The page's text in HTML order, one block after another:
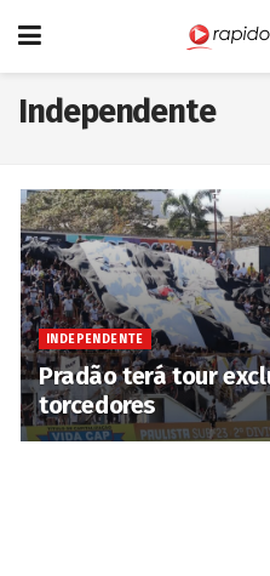
Independente
INDEPENDENTE
Pradão terá tour
torcedores